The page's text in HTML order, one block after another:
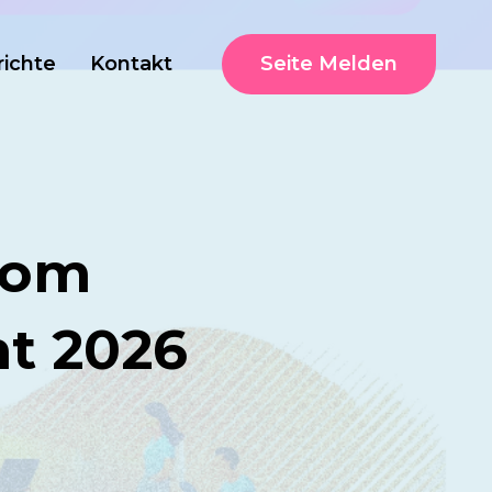
Kontakt Seite Melden
2026